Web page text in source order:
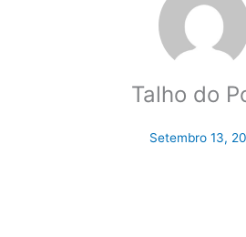
Talho do
Setembro 13,